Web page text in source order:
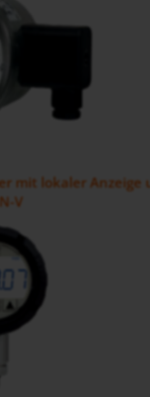
mit lokaler Anzeige
V